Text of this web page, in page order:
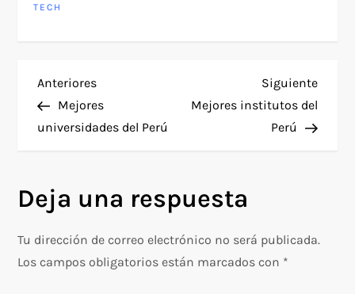
TECH
N
a
e
g
a
Entrada
anterior
Anteriores
Mejores
universidades del Perú
Siguiente
Mejores institutos del
Perú
Deja una respuesta
Tu dirección de correo electrónico no será publicada.
Los campos obligatorios están marcados con *